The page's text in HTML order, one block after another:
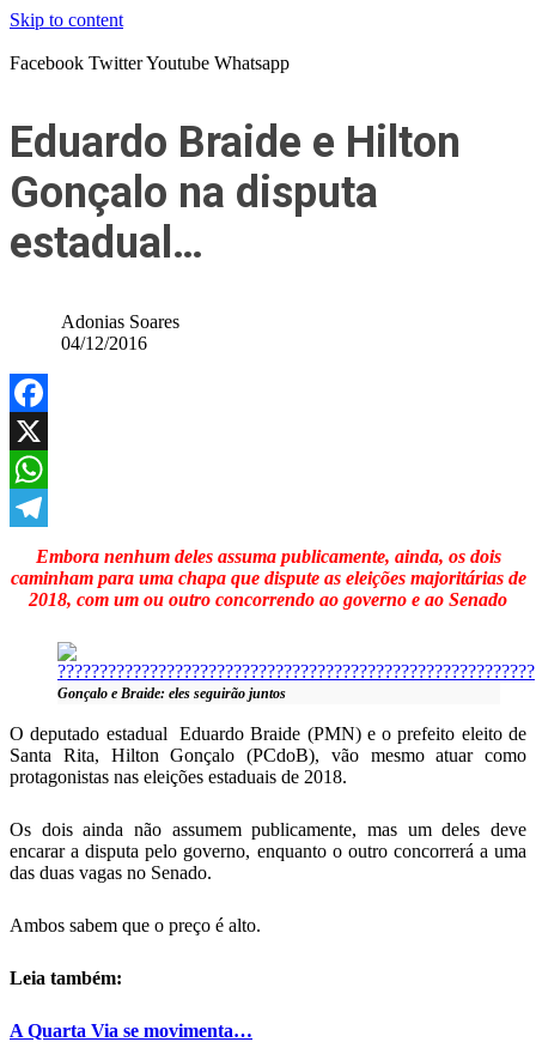
Skip to content
Facebook TwitterYoutube Whatsapp
Eduardo Braide e Hilton
Gonçalo na disputa
estadual…
Adonias Soares
04/12/2016
Facebook
X
WhatsApp
Telegram
Embora nenhum deles assuma publicamente, ainda, os dois
caminham para uma chapa que dispute as eleições majoritárias de
2018, com um ou outro concorrendo ao governo e ao Senado
Gonçalo e Braide: eles seguirão juntos
O deputado estadual Eduardo Braide (PMN) e o prefeito eleito de
Santa Rita, Hilton Gonçalo (PCdoB), vão mesmo atuar como
protagonistas nas eleições estaduais de 2018.
Os dois ainda não assumem publicamente, mas um deles deve
encarar a disputa pelo governo, enquanto o outro concorrerá a uma
das duas vagas no Senado.
Ambos sabem que o preço é alto.
Leia também:
A Quarta Via se movimenta…